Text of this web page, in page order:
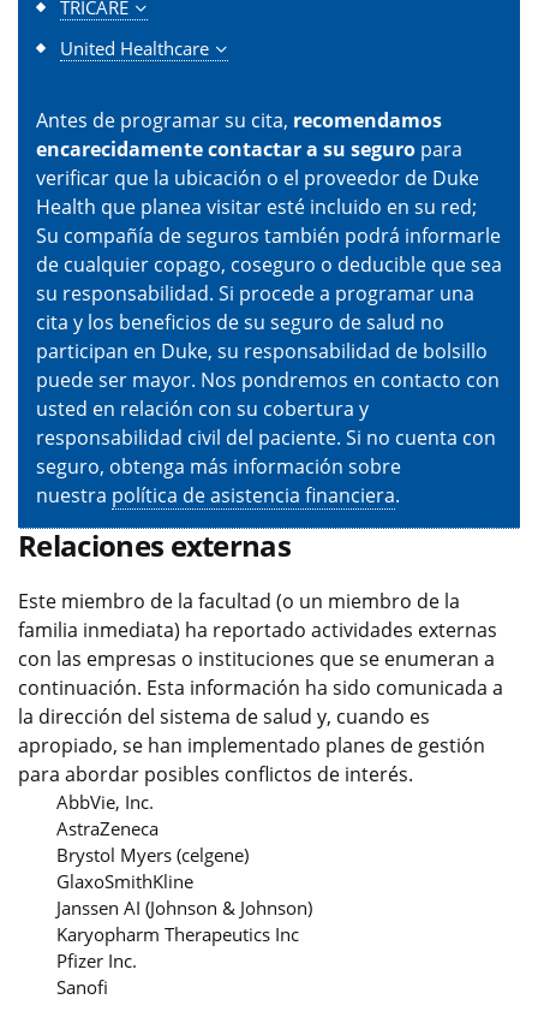
TRICARE
United Healthcare
Antes de programar su cita, recomendamos
encarecidamente contactar a su seguro para
verificar que la ubicación o el proveedor de Duke
Health que planea visitar esté incluido en su red;
Su compañía de seguros también podrá informarle
de cualquier copago, coseguro o deducible que sea
su responsabilidad. Si procede a programar una
cita y los beneficios de su seguro de salud no
participan en Duke, su responsabilidad de bolsillo
puede ser mayor. Nos pondremos en contacto con
usted en relación con su cobertura y
responsabilidad civil del paciente. Si no cuenta con
seguro, obtenga más información sobre
nuestra política de asistencia financiera.
Relaciones externas
Este miembro de la facultad (o un miembro de la
familia inmediata) ha reportado actividades externas
con las empresas o instituciones que se enumeran a
continuación. Esta información ha sido comunicada a
la dirección del sistema de salud y, cuando es
apropiado, se han implementado planes de gestión
para abordar posibles conflictos de interés.
AbbVie, Inc.
AstraZeneca
Brystol Myers (celgene)
GlaxoSmithKline
Janssen AI (Johnson & Johnson)
Karyopharm Therapeutics Inc
Pfizer Inc.
Sanofi